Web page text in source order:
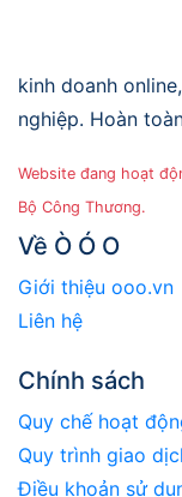
kinh doanh
nghiệp. Hoàn
Website đang hoạt
Bộ Công Thương.
Về Ò Ó O
Giới thiệu ooo.vn
Liên hệ
Chính sách
Quy chế hoạt
Quy trình giao
Điều khoản sử